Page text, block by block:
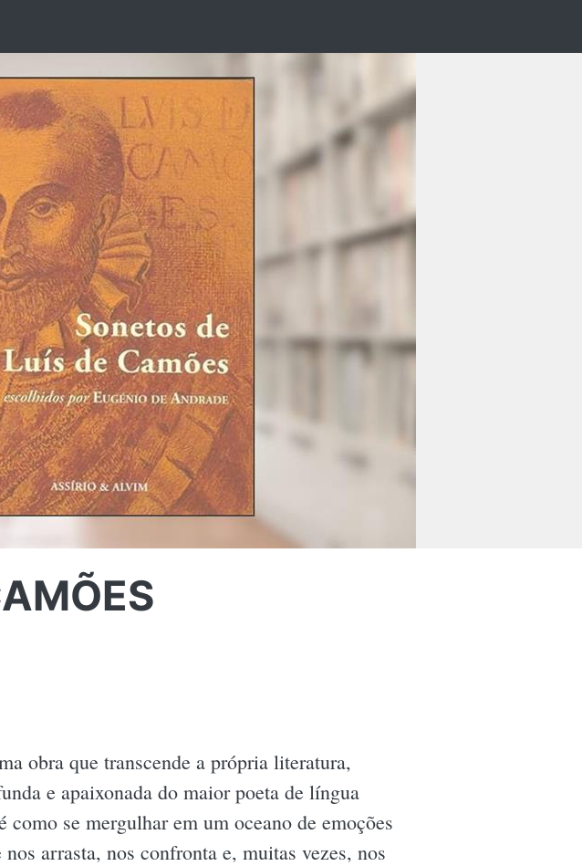
obra que transcende a própria literatura,
e apaixonada do maior poeta de língua
se mergulhar em um oceano de emoções
arrasta, nos confronta e, muitas vezes, nos